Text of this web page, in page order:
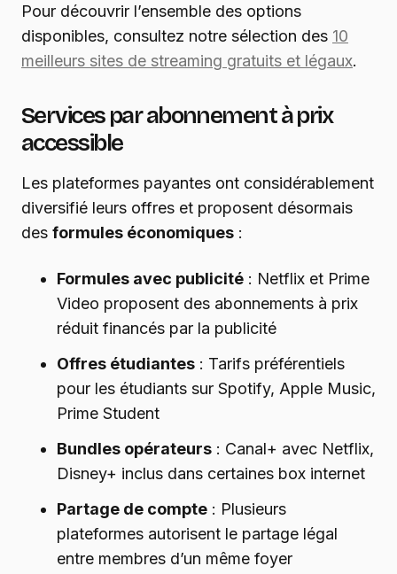
Pour découvrir l’ensemble des options
disponibles, consultez notre sélection des 10
meilleurs sites de streaming gratuits et légaux.
Services par abonnement à prix
accessible
Les plateformes payantes ont considérablement
diversifié leurs offres et proposent désormais
des formules économiques :
Formules avec publicité : Netflix et Prime
Video proposent des abonnements à prix
réduit financés par la publicité
Offres étudiantes : Tarifs préférentiels
pour les étudiants sur Spotify, Apple Music,
Prime Student
Bundles opérateurs : Canal+ avec Netflix,
Disney+ inclus dans certaines box internet
Partage de compte : Plusieurs
plateformes autorisent le partage légal
entre membres d’un même foyer